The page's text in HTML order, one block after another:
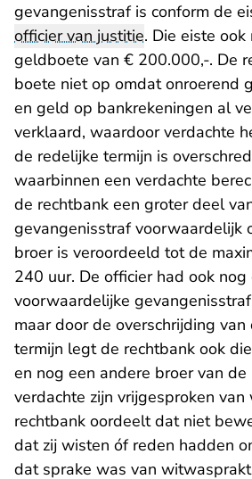
gevangenisstraf is conform de
officier van justitie. Die eiste ook
geldboete van € 200.000,-. De
boete niet op omdat onroerend
en geld op bankrekeningen al
verklaard, waardoor verdachte
de redelijke termijn is
waarbinnen een verdachte
de rechtbank een groter deel
gevangenisstraf voorwaardelijk
broer is veroordeeld tot de
240 uur. De officier had ook nog
voorwaardelijke
maar door de overschrijding
termijn legt de rechtbank ook
en nog een andere broer van
verdachte zijn vrijgesproken
rechtbank oordeelt dat niet
dat zij wisten óf reden hadden
dat sprake was van